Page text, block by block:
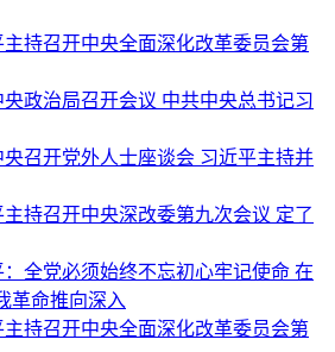
主持召开中央全面深化改革委员会第
央政治局召开会议 中共中央总书记习
央召开党外人士座谈会 习近平主持并
主持召开中央深改委第九次会议 定了
：全党必须始终不忘初心牢记使命 在
革命推向深入
主持召开中央全面深化改革委员会第